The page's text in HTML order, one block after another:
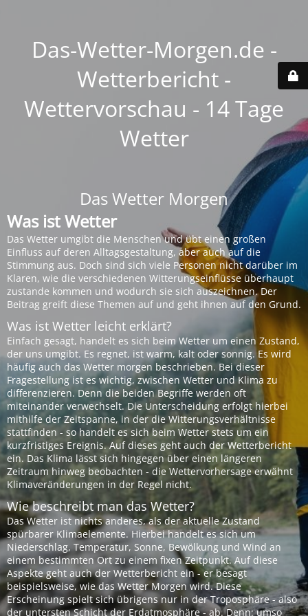
Das-Wetter-Morgen.de -
Wetterbericht -
Wettervorschau - 14 Tage
Wetter
Das Wetter Morgen
Was ist Wetter
Das Wetter umgibt die Menschen und übt einen großen
Einfluss auf deren Alltagsgestaltung, aber auch auf die
Stimmung aus. Doch sind sich viele Personen nicht darüber im
Klaren, wie die verschiedenen Witterungseinflüsse überhaupt
zustande kommen und wodurch sie sich auszeichnen. Der
Beitrag greift diese Themen auf und geht ihnen auf den Grund.
Was ist Wetter leicht erklärt?
Einfach gesagt, handelt es sich beim Wetter um einen Zustand,
der uns umgibt. Es regnet, ist warm, kalt oder sonnig. Es wird
häufig auch das Wetter morgen beschrieben. Bei dieser
Fragestellung ist es wichtig, zwischen Wetter und Klima zu
differenzieren. Denn die beiden Begriffe werden oft
miteinander verwechselt. Die Unterscheidung erfolgt hierbei
mithilfe der Zeitspanne, in der die Witterungsverhältnisse
stattfinden - so handelt es sich beim Wetter stets um ein
kurzfristiges Ereignis. Auf dieses geht auch der Wetterbericht
ein. Das Klima lässt sich hingegen über einen längeren
Zeitraum hinweg beobachten - die Wettervorhersage erwähnt
Klimaveränderungen in der Regel nicht.
Wie beschreibt man das Wetter?
Das Wetter ist nichts anderes, als der aktuelle Zustand
spürbarer Klimaelemente. Hierbei handelt es sich um
Niederschlag, Temperatur, Sonne, Bewölkung und Wind an
einem bestimmten Ort zu einem fixen Zeitpunkt. Auf diese
Aspekte geht auch der Wetterbericht ein - er besagt
beispielsweise, wie das Wetter Morgen wird. Diese
Erscheinung spielt sich übrigens nur in der Troposphäre - also
der untersten Schicht der Erdatmosphäre - ab. Denn: umso